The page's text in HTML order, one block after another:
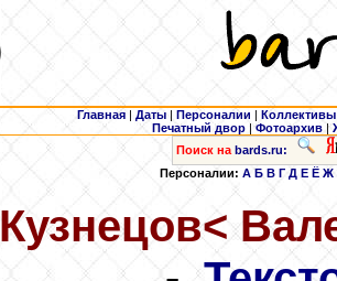
Главная | Даты | Персоналии | Коллективы
Печатный двор |Фотоархив |
Поиск на bards.ru:
Персоналии: А Б В Г Д Е Ё Ж
Кузнецов<